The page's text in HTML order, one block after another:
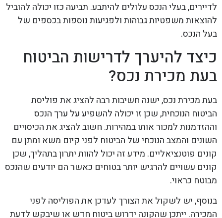
לדיירים, בעלי הנכס עלולים להיתבע. תביעה כזו יכולה להוביל
להוצאות משפטיות גבוהות ולפגיעות נוספות בכספים של
בעל הנכס.
כיצד להיערך לדרישות הביטוח
בעת מכירת נכס?
בעת מכירת נכס, ישנה חשיבות רבה להציג את פוליסת
הביטוח הנוכחית, שכן זו יכולה להשפיע על ערך הנכס
וההזדמנות למכור אותו במהירות. חשוב להציג את הכיסויים
השונים והמצב הנוכחי של הביטוח לפני קיום משא ומתן עם
קונים פוטנציאליים. מידע זה יכול להוות יתרון בתהליך, שכן
קונים עשויים להרגיש יותר בטוחים כאשר הם יודעים שהנכס
מבוטח כראוי.
בנוסף, יש לשקול את הצורך לעדכן את הפוליסה לפני
המכירה. ייתכן שהקונה ידרוש ביטוח חדש או שיבקש לדעת